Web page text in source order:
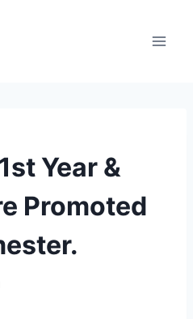
Year &
Promoted